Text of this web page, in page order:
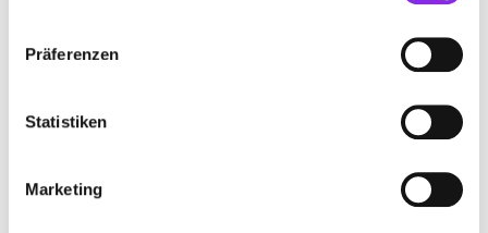
Präferenzen
Statistiken
MarketingAm Tobel 12